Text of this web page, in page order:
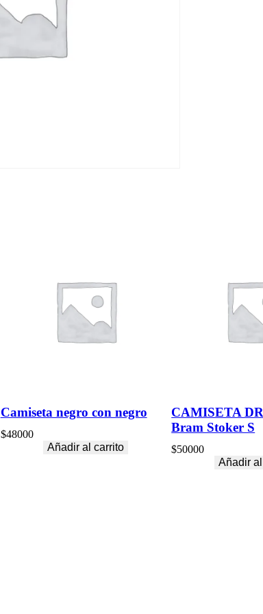
Camiseta negro con negro
$48000
Añadir al carrito
CAMISETA
Bram Stoker S
$50000
Añadir